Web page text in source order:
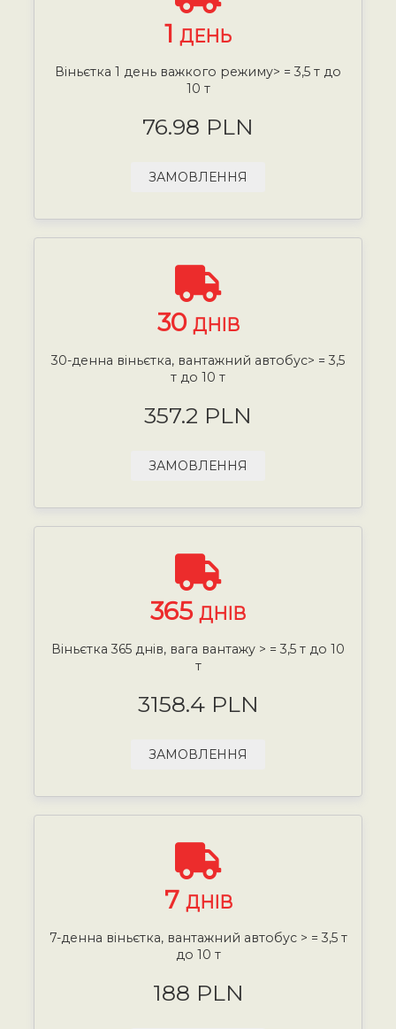
1 ДЕНЬ
Віньєтка 1 день важкого режиму> = 3,5 т до
10 т
76.98 PLN
ЗАМОВЛЕННЯ
30 ДНІВ
30-денна віньєтка, вантажний автобус> = 3,5
т до 10 т
357.2 PLN
ЗАМОВЛЕННЯ
365 ДНІВ
Віньєтка 365 днів, вага вантажу > = 3,5 т до 10
т
3158.4 PLN
ЗАМОВЛЕННЯ
7 ДНІВ
7-денна віньєтка, вантажний автобус > = 3,5 т
до 10 т
188 PLN